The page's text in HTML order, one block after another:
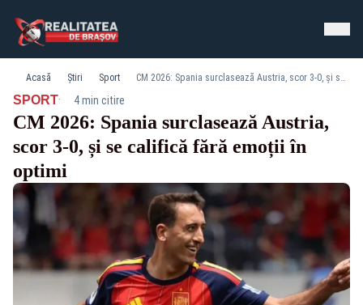
Acasă Știri Sport CM 2026: Spania surclasează Austria, scor 3-0, și se califică fără emoții în optimi
SPORT· 4 min citire
CM 2026: Spania surclasează Austria,
scor 3-0, și se califică fără emoții în
optimi